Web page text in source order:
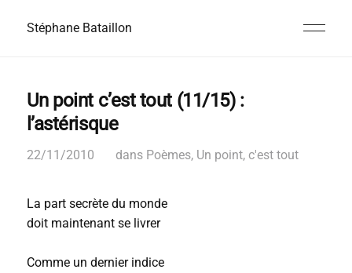
Stéphane Bataillon
Un point c’est tout (11/15) :
l’astérisque
22/11/2010 dans Poèmes, Un point, c'est tout
La part secrète du monde
doit maintenant se livrer
Comme un dernier indice